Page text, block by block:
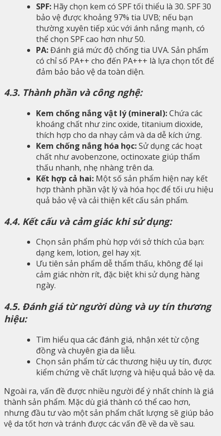
SPF: Hãy chọn kem có SPF tối thiểu là 30. SPF 30
bảo vệ được khoảng 97% tia UVB; nếu bạn
thường xuyên tiếp xúc với ánh nắng mạnh, có
thể chọn SPF cao hơn như 50.
PA:Đánh giá mức độ chống tia UVA. Sản phẩm
có chỉ số PA++ cho đến PA+++ là lựa chọn tốt để
đảm bảo bảo vệ da toàn diện.
4.3. Thành phần và công nghệ:
Kem chống nắng vật lý (mineral):Chứa các
khoáng chất như zinc oxide, titanium dioxide,
thích hợp cho da nhạy cảm và da dễ kích ứng.
Kem chống nắng hóa học:Sử dụng các hoạt
chất như avobenzone, octinoxate giúp thẩm
thấu nhanh, nhẹ nhàng trên da.
Kết hợp cả hai: Một số sản phẩm hiện nay kết
hợp thành phần vật lý và hóa học để tối ưu hiệu
quả bảo vệ và cải thiện kết cấu sản phẩm.
4.4. Kết cấu và cảm giác khi sử dụng:
Chọn sản phẩm phù hợp với sở thích của bạn:
dạng kem, lotion, gel hay xịt.
Ưu tiên sản phẩm dễ thẩm thấu, không để lại
cảm giác nhờn rít, đặc biệt khi sử dụng hàng
ngày.
4.5. Đánh giá từ người dùng và uy tín thương
hiệu:
Tìm hiểu qua các đánh giá, nhận xét từ cộng
đồng và chuyên gia da liễu.
Chọn sản phẩm từ các thương hiệu uy tín, được
kiểm chứng về chất lượng và hiệu quả bảo vệ da.
Ngoài ra, vấn đề được nhiều người để ý nhất chính là giá
thành sản phẩm. Mặc dù giá thành có thể cao hơn,
nhưng đầu tư vào một sản phẩm chất lượng sẽ giúp bảo
vệ da tốt hơn và tránh được các vấn đề về da về sau.